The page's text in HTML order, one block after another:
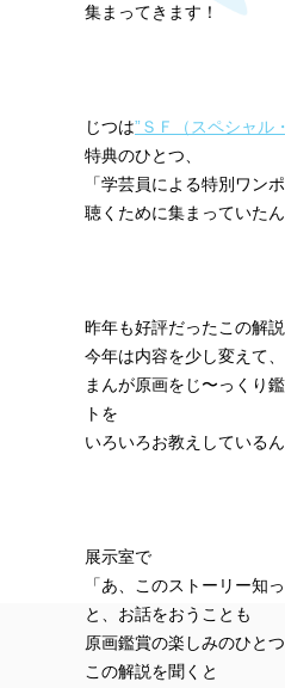
集まってきます！
じつは”ＳＦ（スペシャル
特典のひとつ、
「学芸員による特別ワン
聴くために集まっていたん
昨年も好評だったこの解説
今年は内容を少し変えて、
まんが原画をじ〜っくり
トを
いろいろお教えしている
展示室で
「あ、このストーリー知っ
と、お話をおうことも
原画鑑賞の楽しみのひとつ
この解説を聞くと